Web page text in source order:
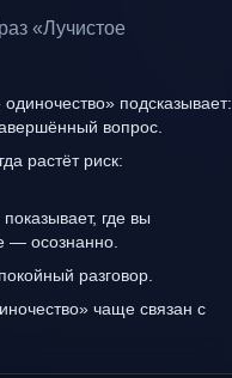
«Лучистое
подсказывает:
вопрос.
растёт риск:
где вы
— осознанно.
разговор.
чаще связан с